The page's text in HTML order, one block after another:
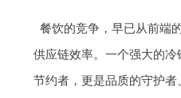
餐饮的竞争，早已从前端
供应链效率。一个强大的
节约者，更是品质的守护